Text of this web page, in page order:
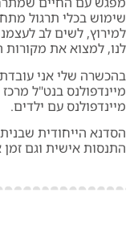
בכלי תרגול
לשים לב
למצוא את מקורות
שלי אני עובדת
בנט"ל מרכז
עם ילדים.
הייחודית
אישית וגם זמן